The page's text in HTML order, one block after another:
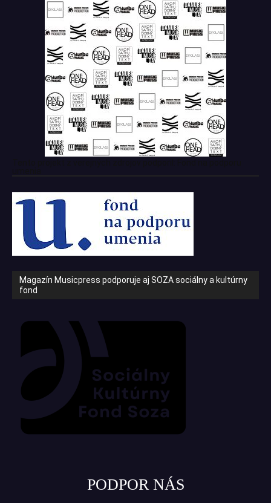
Magazín Musicpress podporuje aj SOZA sociálny a kultúrny
fond
PODPOR NÁS